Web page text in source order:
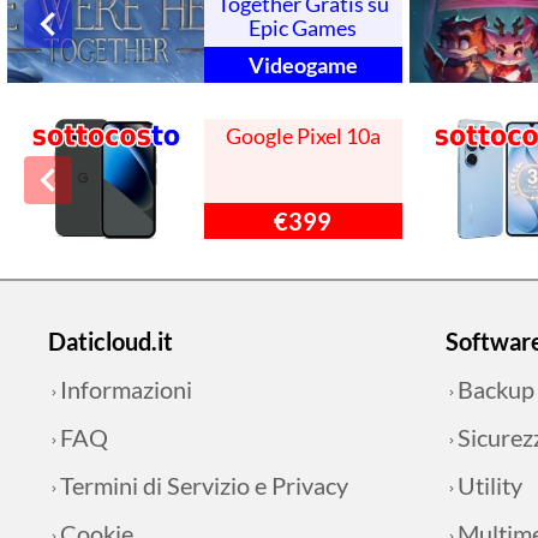
Epic Games
Videogame
Google Pixel 10a
€399
Daticloud.it
Informazioni
FAQ
Termini di Servizio e Privacy
Backup
Utility